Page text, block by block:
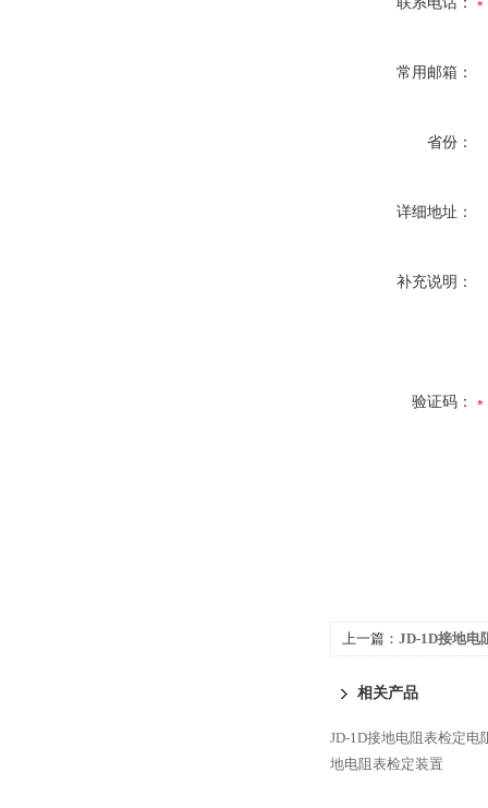
常用邮箱：
省份：
详细地址：
补充说明：
验证码：
上一篇： JD-1D接地电
相关产品
JD-1D接地电阻表检定电
地电阻表检定装置